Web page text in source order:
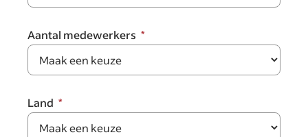
Aantal medewerkers
Land